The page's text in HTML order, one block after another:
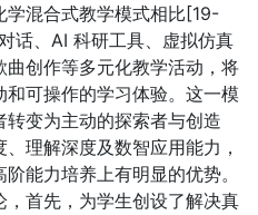
学混合式教学模式相比[19-
话、AI 科研工具、虚拟仿真
创作等多元化教学活动，将
可操作的学习体验。这一模
变为主动的探索者与创造
理解深度及数智应用能力，
能力培养上有明显的优势。
首先，为学生创设了解决真